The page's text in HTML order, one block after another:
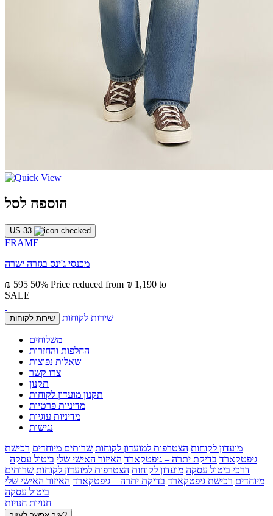
הוספה לסל
US 33
FRAME
מכנסי ג'ינס בגזרה ישרה
₪ 595 50% Price reduced from₪ 1,190 to
SALE
שירות לקוחות שירות לקוחות
משלוחים
החלפות והחזרות
שאלות נפוצות
צרו קשר
תקנון
תקנון מועדון לקוחות
מדיניות פרטיות
מדיניות עוגיות
נגישות
מועדון לקוחות הצטרפות למועדון לקוחות שרותים מיוחדים רכישת
גיפטקארד בדיקת יתרה – גיפטקארד האיזור האישי שלי ביטול עסקה
דרכי ביטול עסקה מועדון לקוחות הצטרפות למועדון לקוחות שרותים
מיוחדים רכישת גיפטקארד בדיקת יתרה – גיפטקארד האיזור האישי שלי
ביטול עסקה
חנויות חנויות